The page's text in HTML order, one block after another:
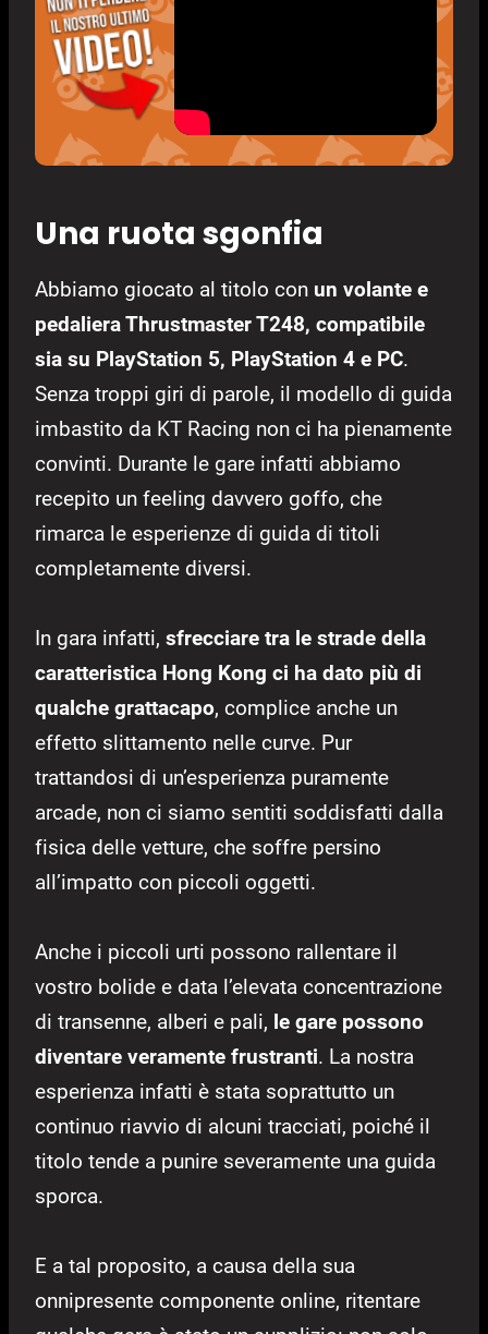
Una ruota sgonfia
Abbiamo giocato al titolo con un volante e
pedaliera Thrustmaster T248, compatibile
sia su PlayStation 5, PlayStation 4 e PC.
Senza troppi giri di parole, il modello di guida
imbastito da KT Racing non ci ha pienamente
convinti. Durante le gare infatti abbiamo
recepito un feeling davvero goffo, che
rimarca le esperienze di guida di titoli
completamente diversi.
In gara infatti, sfrecciare tra le strade della
caratteristica Hong Kong ci ha dato più di
qualche grattacapo, complice anche un
effetto slittamento nelle curve. Pur
trattandosi di un’esperienza puramente
arcade, non ci siamo sentiti soddisfatti dalla
fisica delle vetture, che soffre persino
all’impatto con piccoli oggetti.
Anche i piccoli urti possono rallentare il
vostro bolide e data l’elevata concentrazione
di transenne, alberi e pali, le gare possono
diventare veramente frustranti. La nostra
esperienza infatti è stata soprattutto un
continuo riavvio di alcuni tracciati, poiché il
titolo tende a punire severamente una guida
sporca.
E a tal proposito, a causa della sua
onnipresente componente online, ritentare